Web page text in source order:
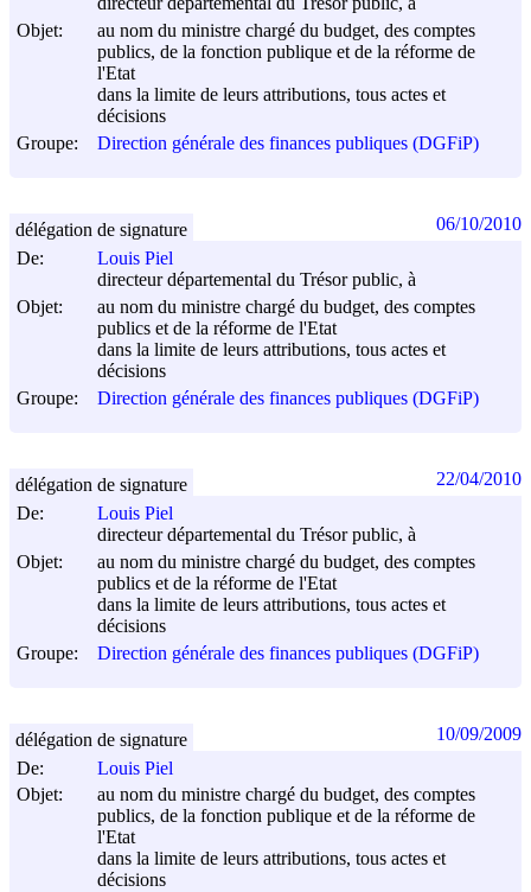
Objet:
au nom du ministre chargé du budget, des comptes
publics, de la fonction publique et de la réforme de
l'Etat
dans la limite de leurs attributions, tous actes et
décisions
Groupe:
Direction générale des finances publiques (DGFiP)
De:
Louis Piel
directeur départemental du Trésor public, à
Objet:
au nom du ministre chargé du budget, des comptes
publics et de la réforme de l'Etat
dans la limite de leurs attributions, tous actes et
décisions
Groupe:
Direction générale des finances publiques (DGFiP)
délégation de signature 06/10/2010
De:
Louis Piel
directeur départemental du Trésor public, à
Objet:
au nom du ministre chargé du budget, des comptes
publics et de la réforme de l'Etat
dans la limite de leurs attributions, tous actes et
décisions
Groupe:
Direction générale des finances publiques (DGFiP)
délégation de signature 22/04/2010
De:
Louis Piel
Objet:
au nom du ministre chargé du budget, des comptes
publics, de la fonction publique et de la réforme de
l'Etat
dans la limite de leurs attributions, tous actes et
décisions
délégation de signature 10/09/2009